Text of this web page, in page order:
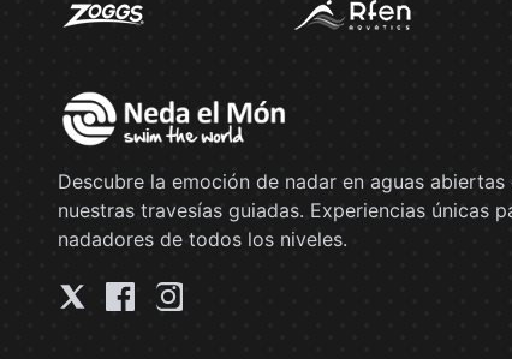
Descubre la emoción de nadar en aguas abiertas
nuestras travesías guiadas. Experiencias únicas
nadadores de todos los niveles.